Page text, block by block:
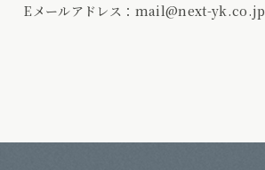
Eメールアドレス：mail@next-yk.co.jp